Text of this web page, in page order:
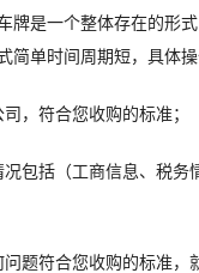
牌是一个整体存在的形
简单时间周期短，具体操
，符合您收购的标准 ；
包括（工商信息、税务
题符合您收购的标准，